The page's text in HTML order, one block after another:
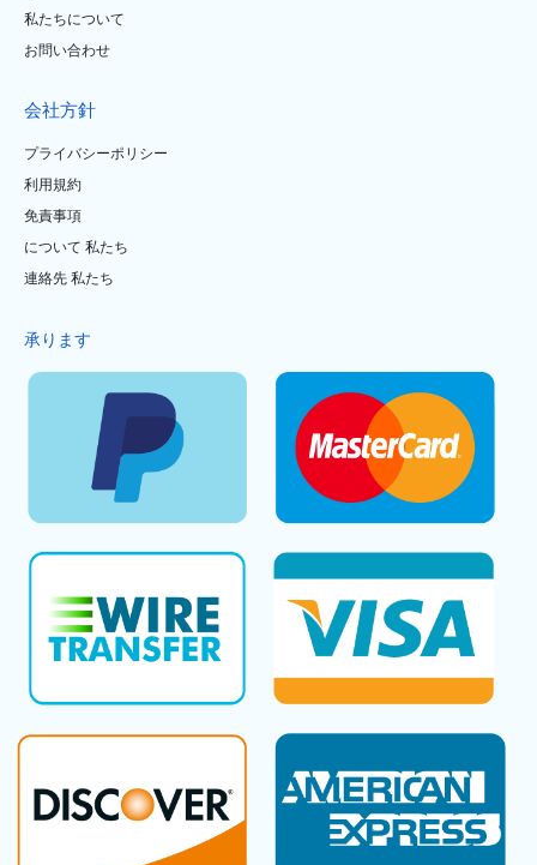
私たちについて
お問い合わせ
会社方針
プライバシーポリシー
利用規約
免責事項
について 私たち
連絡先 私たち
承ります